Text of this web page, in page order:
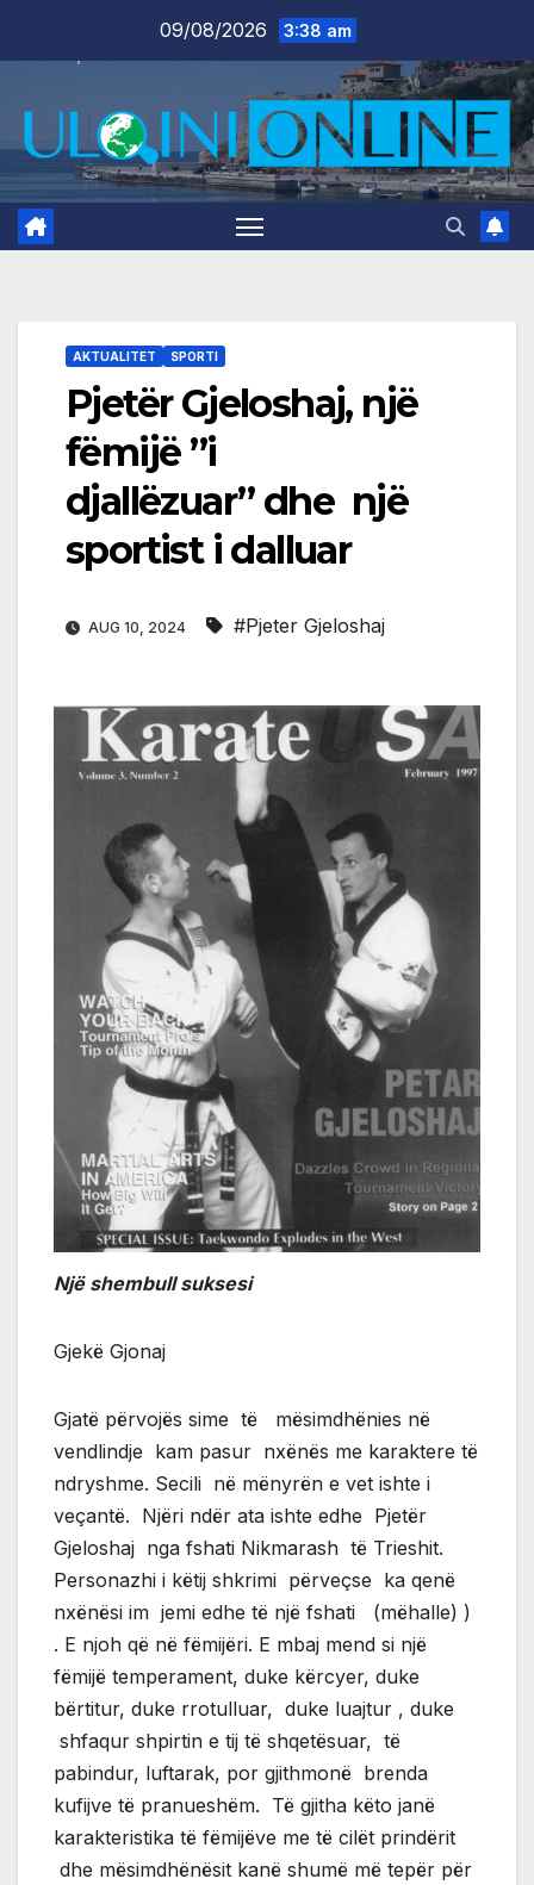
09/08/2026 3:38 am
AKTUALITET SPORTI
Pjetër Gjeloshaj, një
fëmijë ”i
djallëzuar” dhe një
sportist i dalluar
AUG 10, 2024 #Pjeter Gjeloshaj
Një shembull suksesi
Gjekë Gjonaj
Gjatë përvojës sime të mësimdhënies në
vendlindje kam pasur nxënës me karaktere të
ndryshme. Secili në mënyrën e vet ishte i
veçantë. Njëri ndër ata ishte edhe Pjetër
Gjeloshaj nga fshati Nikmarash të Trieshit.
Personazhi i këtij shkrimi përveçse ka qenë
nxënësi im jemi edhe të një fshati (mëhalle) )
. E njoh që në fëmijëri. E mbaj mend si një
fëmijë temperament, duke kërcyer, duke
bërtitur, duke rrotulluar, duke luajtur , duke
shfaqur shpirtin e tij të shqetësuar, të
pabindur, luftarak, por gjithmonë brenda
kufijve të pranueshëm. Të gjitha këto janë
karakteristika të fëmijëve me të cilët prindërit
dhe mësimdhënësit kanë shumë më tepër për